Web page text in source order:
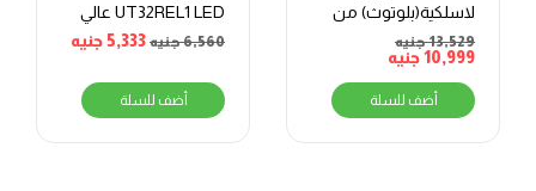
لاسلكية(بلوتوث) من
دوب SX5 – اسود
13,529جنيه
10,999جنيه
أضف للسلة
UT32REL1 LED عالي
الدقة بدون إطار
6,560جنيه 5,333جنيه
أضف للسلة